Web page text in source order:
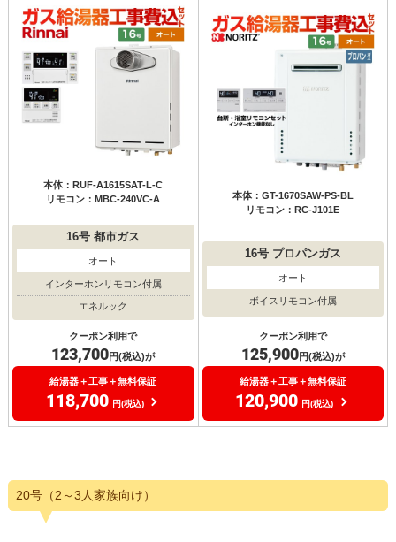
本体：RUF-A1615SAT-L-C
リモコン：MBC-240VC-A
16号 都市ガス
オート
インターホンリモコン付属
エネルック
クーポン利用で
123,700円(税込)が
給湯器＋工事＋無料保証
118,700 円(税込)
本体：GT-1670SAW-PS-BL
リモコン：RC-J101E
16号プロパンガス
オート
ボイスリモコン付属
クーポン利用で
125,900円(税込)が
給湯器＋工事＋無料保証
120,900 円(税込)
20号（2～3人家族向け）